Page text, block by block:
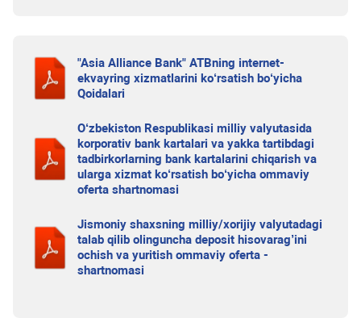
"Asia Alliance Bank" ATBning internet-
ekvayring xizmatlarini ko‘rsatish bo‘yicha
Qoidalari
O‘zbekiston Respublikasi milliy valyutasida
korporativ bank kartalari va yakka tartibdagi
tadbirkorlarning bank kartalarini chiqarish va
ularga xizmat ko‘rsatish bo‘yicha ommaviy
oferta shartnomasi
Jismoniy shaxsning milliy/xorijiy valyutadagi
talab qilib olinguncha deposit hisovarag’ini
ochish va yuritish ommaviy oferta -
shartnomasi